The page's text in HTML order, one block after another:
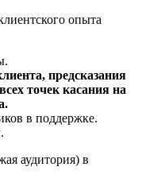
опыта
предсказания
точек касания на
в поддержке.
аудитория) в